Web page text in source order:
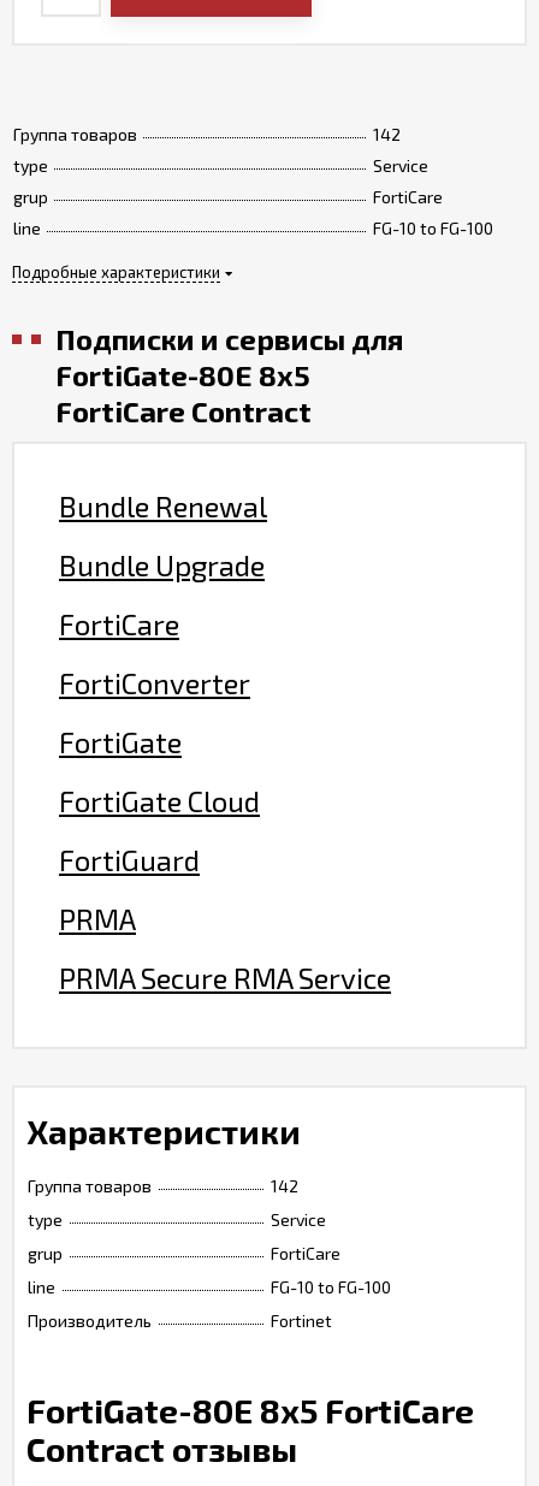
Группа товаров
142
type
Service
grup
FortiCare
line
FG-10 to FG-100
Подробные характеристики
Подписки и сервисы для
FortiGate-80E 8x5
FortiCare Contract
Bundle Renewal
Bundle Upgrade
FortiCare
FortiConverter
FortiGate
FortiGate Cloud
FortiGuard
PRMA
PRMA Secure RMA Service
Характеристики
Группа товаров
142
type
Service
grup
FortiCare
line
FG-10 to FG-100
Производитель
Fortinet
FortiGate-80E 8x5 FortiCare
Contract отзывы